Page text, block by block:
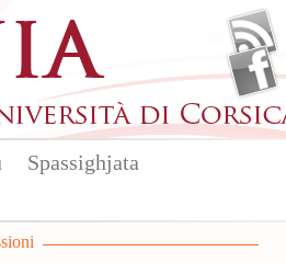
Spassighjata